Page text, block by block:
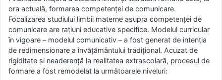
ora actuală, formarea competenței de comunicare.
Focalizarea studiului limbii materne asupra competenței de
comunicare are rațiuni educative specifice. Modelul curricular
în vigoare – modelul comunicativ – a fost generat de intenția
de redimensionare a învățământului tradițional. Acuzat de
rigiditate și neaderență la realitatea extrașcolară, procesul de
formare a fost remodelat la următoarele niveluri: